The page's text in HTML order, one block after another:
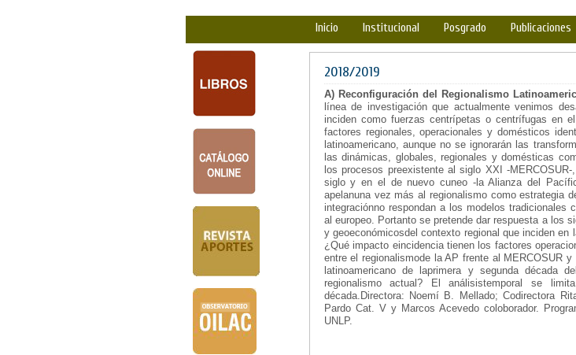
Inicio Institucional Posgrado Publicaciones
2018/2019
A) Reconfiguración del Regionalismo
línea de investigación que actualmente venimos
inciden como fuerzas centrípetas o centrífugas en
factores regionales, operacionales y domésticos
latinoamericano, aunque no se ignorarán las
las dinámicas, globales, regionales y domésticas
los procesos preexistente al siglo XXI -
siglo y en el de nuevo cuneo -la Alianza del
apelanuna vez más al regionalismo como estrategia
integraciónno respondan a los modelos tradicionales
al europeo. Portanto se pretende dar respuesta a los
y geoeconómicosdel contexto regional que inciden
¿Qué impacto eincidencia tienen los factores
entre el regionalismode la AP frente al MERCOSUR
latinoamericano de laprimera y segunda década
regionalismo actual? El análisistemporal se
década.Directora: Noemí B. Mellado; Codirectora
Pardo Cat. V y Marcos Acevedo coloborador.
UNLP.